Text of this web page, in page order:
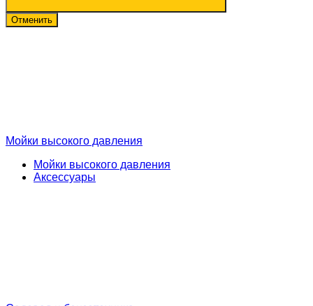
Отменить
Мойки высокого давления
Мойки высокого давления
Аксессуары